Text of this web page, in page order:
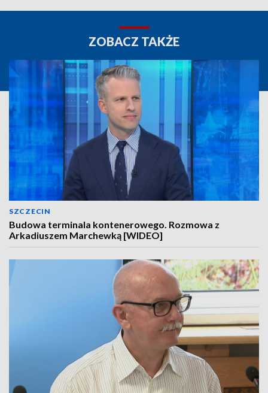
ZOBACZ TAKŻE
SZCZECIN
Budowa terminala kontenerowego. Rozmowa z
Arkadiuszem Marchewką [WIDEO]